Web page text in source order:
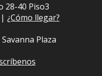
28-40 Piso3
¿Cómo llegar?
Plaza